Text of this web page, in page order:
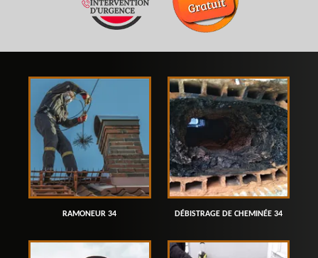
RAMONEUR 34 DÉBISTRAGE DE CHEMINÉE 34